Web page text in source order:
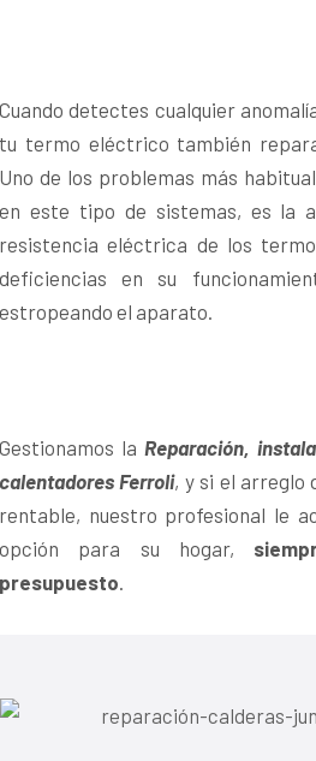
Cuando detectes cualquier
tu termo eléctrico también
Uno de los problemas más
en este tipo de sistemas, es la
resistencia eléctrica de los
deficiencias en su
estropeando el aparato.
Gestionamos laReparación,
calentadores Ferroli, y si el arreglo
rentable, nuestro profesional le
opción para su hogar,
presupuesto.